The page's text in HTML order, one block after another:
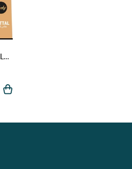
Платье больших размеров LADY 7274 Леопардовый